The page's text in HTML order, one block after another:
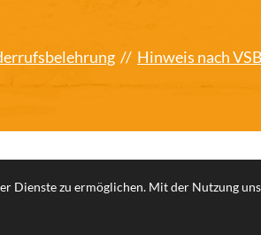
// Hinweis nach
Dienste zu ermöglichen. Mit der Nutzung